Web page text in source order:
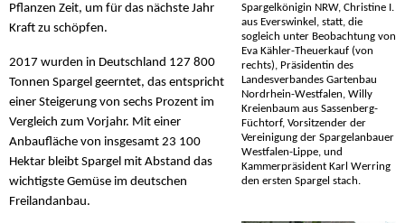
Spargelkönigin NRW, Christine I.
aus Everswinkel, statt, die
sogleich unter Beobachtung von
Eva Kähler-Theuerkauf (von
rechts), Präsidentin des
Landesverbandes Gartenbau
Nordrhein-Westfalen, Willy
Kreienbaum aus Sassenberg-
Füchtorf, Vorsitzender der
Vereinigung der Spargelanbauer
Westfalen-Lippe, und
Kammerpräsident Karl Werring
den ersten Spargel stach.
Pflanzen Zeit, um für das nächste Jahr
Kraft zu schöpfen.
2017 wurden in Deutschland 127 800
Tonnen Spargel geerntet, das entspricht
einer Steigerung von sechs Prozent im
Vergleich zum Vorjahr. Mit einer
Anbaufläche von insgesamt 23 100
Hektar bleibt Spargel mit Abstand das
wichtigste Gemüse im deutschen
Freilandanbau.